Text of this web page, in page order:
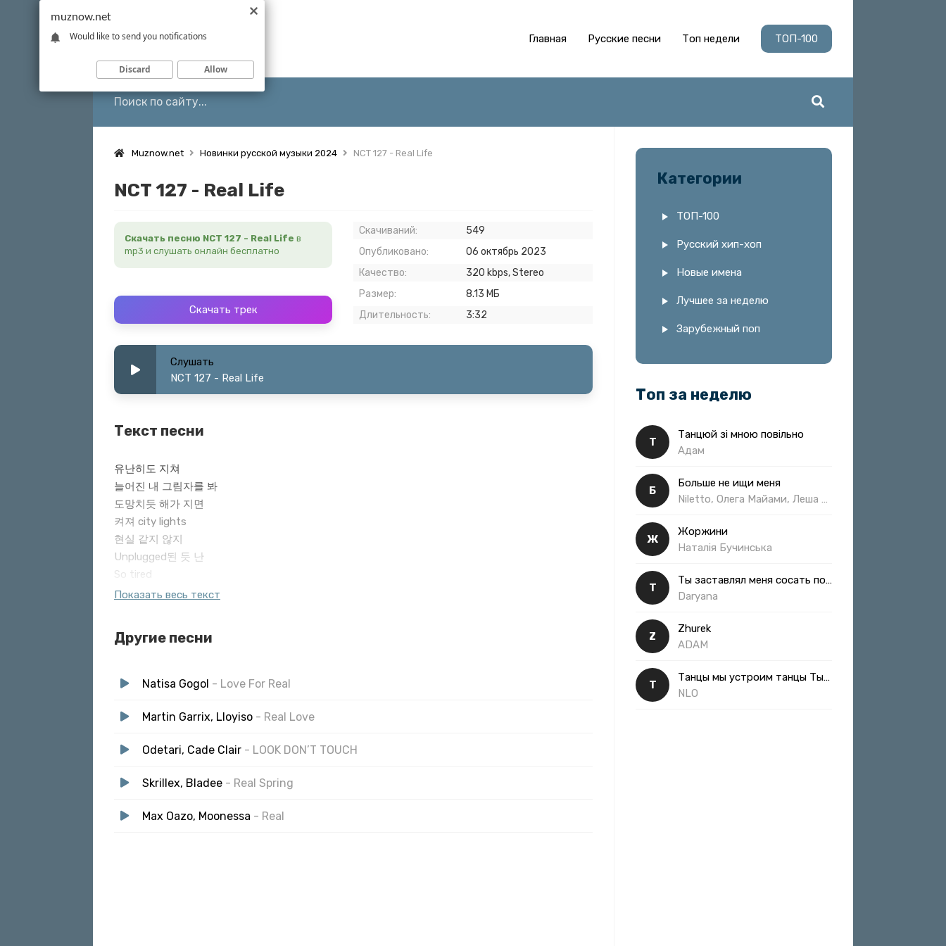
Главная Русские песни Топ недели ТОП-100
Muznow.net Новинки русской музыки 2024 NCT 127 - Real Life
NCT 127 - Real Life
Скачать песню NCT 127 - Real Life в
mp3 и слушать онлайн бесплатно
Скачать трек
Скачиваний:
549
Опубликовано:
06 октябрь 2023
Качество:
320 kbps, Stereo
Размер:
8.13 МБ
Длительность:
3:32
Слушать
NCT 127 - Real Life
Текст песни
유난히도 지쳐
늘어진 내 그림자를 봐
도망치듯 해가 지면
켜져 city lights
현실 같지 않지
Unplugged된 듯 난
So tired
꿈인 듯 아닌 듯
세상 유일한 색을 가져
너를 보는 순간 realize
알 것 같아 이젠 너는 나의
잠들기엔 아직 이른 밤
특별해져 이젠 너와 나의
Показать весь текст
Другие песни
Natisa Gogol - Love For Real
Martin Garrix, Lloyiso - Real Love
Odetari, Cade Clair - LOOK DON’T TOUCH
Skrillex, Bladee - Real Spring
Max Oazo, Moonessa - Real
Категории
ТОП-100
Русский хип-хоп
Новые имена
Лучшее за неделю
Зарубежный поп
Топ за неделю
Т
Танцюй зі мною повільно
Адам
Б
Больше не ищи меня
Ж
Жоржини
Наталія Бучинська
Т
Ты заставлял меня сосать полная
Daryana
Z
Zhurek
ADAM
Т
Танцы мы устроим танцы Ты такая классная
NLO
muznow.net
Would like to send you notifications
Discard Allow